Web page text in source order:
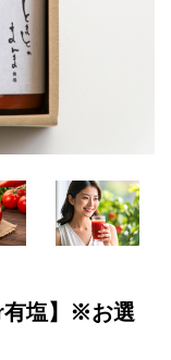
有塩】※お選